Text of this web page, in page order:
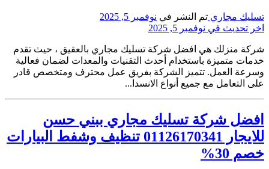
تسليك مجاري تم النشر في نوفمبر 5, 2025
اخر تحديث في نوفمبر 5, 2025
شركة منزلك هي افضل شركة تسليك مجاري بالعقيق ، حيث تقدم
خدمات متميزة باستخدام أحدث التقنيات والمعدات لضمان فعالية
وسرعة العمل. تتميز الشركة بفريق عمل محترف ومتخصص قادر
على التعامل مع جميع أنواع الانسدا...
افضل شركة تسليك مجاري ببني حسن
للايجار 01126170341 تنظيف وشفط البيارات
خصم 30%